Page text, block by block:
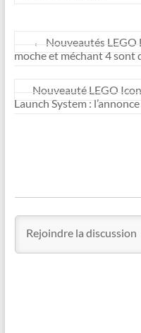
←
Nouveautés LEGO
moche et méchant 4 sont
Nouveauté LEGO
Launch System :